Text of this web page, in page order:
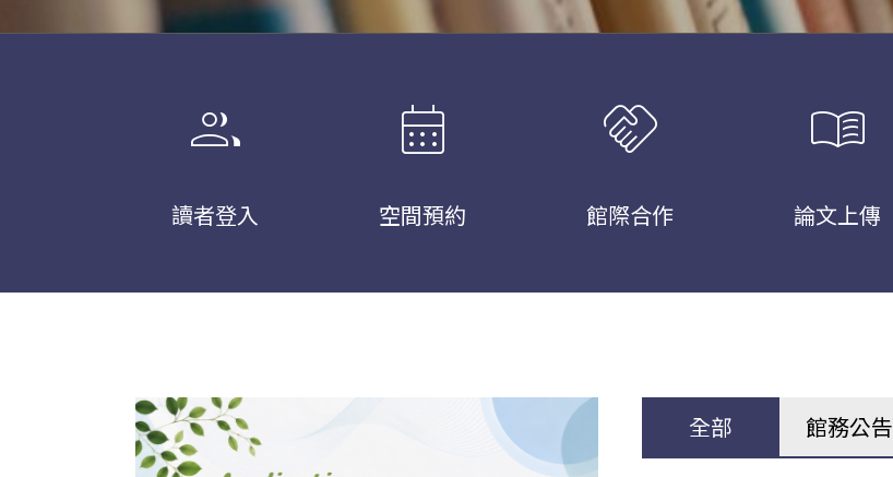
group
讀者登入
calendar_month
空間預約
handshake
館際合作
menu_book
論文上傳
全部 館務公告